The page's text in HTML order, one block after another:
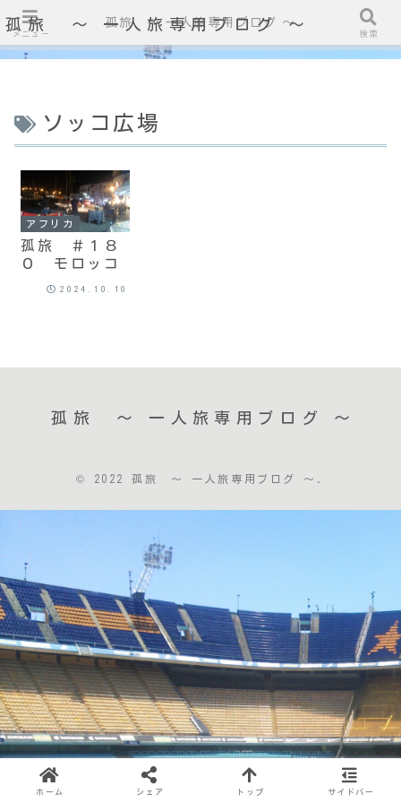
孤旅 〜 一人旅専用ブログ ～
ソッコ広場
アフリカ
孤旅 ＃１８
０ モロッコ
2024.10.10
孤旅 〜 一人旅専用ブログ ～
© 2022 孤旅 〜 一人旅専用ブログ ～.
メニュー
孤旅 〜 一人旅専用ブログ ～
検索
ホーム シェア トップ サイドバー